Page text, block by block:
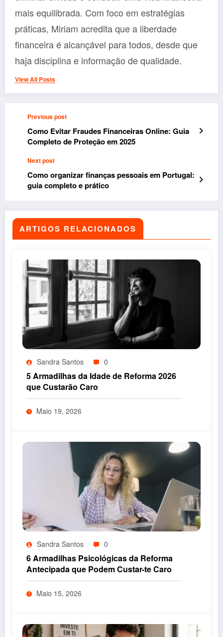
mais equilibrada. Com foco em estratégias
práticas, Miriam acredita que a liberdade
financeira é alcançável para todos, desde que
haja disciplina e informação de qualidade.
View All Posts
Previous post
Como Evitar Fraudes Financeiras Online: Guia
Completo de Proteção em 2025
Next post
Como organizar finanças pessoais em Portugal:
guia completo e prático
ARTIGOS RELACIONADOS
Sandra Santos 0
5 Armadilhas da Idade de Reforma 2026
que Custarão Caro
Maio 19, 2026
Sandra Santos 0
6 Armadilhas Psicológicas da Reforma
Antecipada que Podem Custar-te Caro
Maio 15, 2026